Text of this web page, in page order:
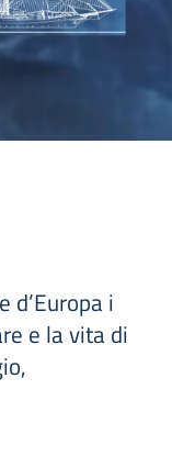
d’Europa i
e la vita di